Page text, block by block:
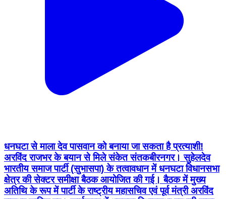
धनघटा से माला देव पासवान को बनाया जा सकता है प्रत्याशी!
अरविंद राजभर के बयान से मिले संकेत संतकबीरनगर। सुहेलदेव
भारतीय समाज पार्टी (सुभासपा) के तत्वावधान में धनघटा विधानसभा
क्षेत्र की सेक्टर समीक्षा बैठक आयोजित की गई। बैठक में मुख्य
अतिथि के रूप में पार्टी के राष्ट्रीय महासचिव एवं पूर्व मंत्री अरविंद